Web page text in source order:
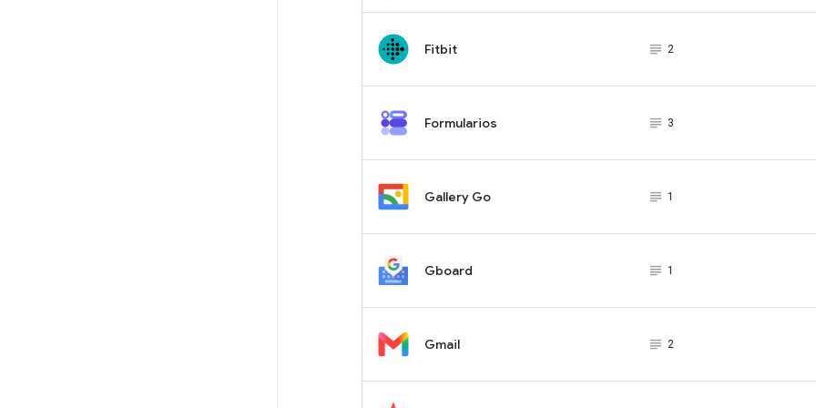
Fitbit subject_black
2
Formularios subject_black
3
Gallery Go subject_black
1
Gboard subject_black
1
Gmail subject_black
2